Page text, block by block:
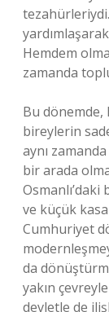
Hemdem
zamanda
Bu dönemde,
bireylerin
aynı
bir arada
ve küçük
Cumhuriyet
da
yakın
devletle de